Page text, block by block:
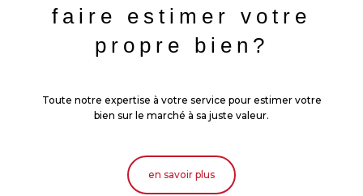
faire estimer votre
propre bien?
Toute notre expertise à votre service pour estimer votre
bien sur le marché à sa juste valeur.
en savoir plus